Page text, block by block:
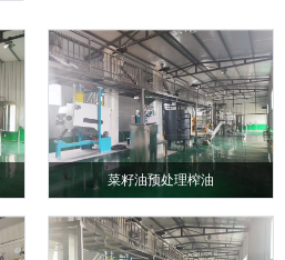
菜籽油预处理榨油